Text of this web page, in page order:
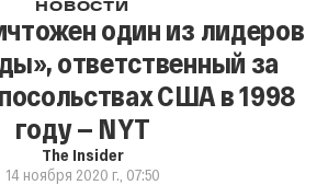
НОВОСТИ
один из лидеров
ответственный за
США в 1998
году — NYT
The Insider
14 ноября 2020 г., 07:50